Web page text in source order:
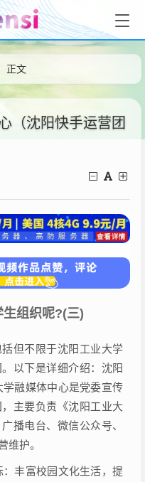
正文
（沈阳快手运营团
组织呢?(三)
但不限于沈阳工业大学
以下是详细介绍：沈阳
融媒体中心是党委宣传
主要负责《沈阳工业大
播电台、微信公众号、
维护。
丰富校园文化生活，提